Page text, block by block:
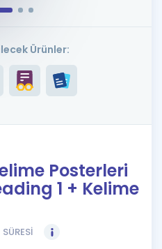
Ürünler:
Posterleri
1 + Kelime